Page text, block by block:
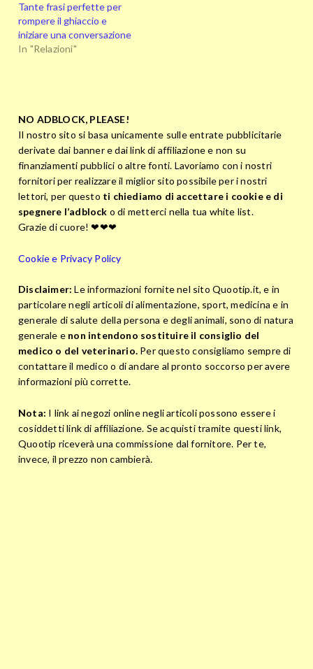
Tante frasi perfette per
rompere il ghiaccio e
iniziare una conversazione
In "Relazioni"
NO ADBLOCK, PLEASE!
Il nostro sito si basa unicamente sulle entrate pubblicitarie
derivate dai banner e dai link di affiliazione e non su
finanziamenti pubblici o altre fonti. Lavoriamo con i nostri
fornitori per realizzare il miglior sito possibile per i nostri
lettori, per questo ti chiediamo di accettare i cookie e di
spegnere l’adblock o di metterci nella tua white list.
Grazie di cuore! ❤❤❤
Cookie e Privacy Policy
Disclaimer: Le informazioni fornite nel sito Quootip.it, e in
particolare negli articoli di alimentazione, sport, medicina e in
generale di salute della persona e degli animali, sono di natura
generale e non intendono sostituire il consiglio del
medico o del veterinario. Per questo consigliamo sempre di
contattare il medico o di andare al pronto soccorso per avere
informazioni più corrette.
Nota: I link ai negozi online negli articoli possono essere i
cosiddetti link di affiliazione. Se acquisti tramite questi link,
Quootip riceverà una commissione dal fornitore. Per te,
invece, il prezzo non cambierà.